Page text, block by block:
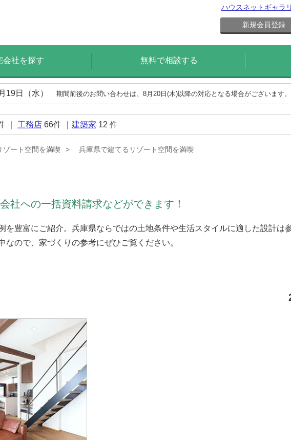
ハウスネットギャラ
新規会員登録
会社を探す 無料で相談する
19日（水） 期間前後のお問い合わせは、8月20日(木)以降の対応となる場合がございます。
｜ 工務店 66件 ｜ 建築家 12 件
ゾート空間を満喫 兵庫県で建てるリゾート空間を満喫
社への一括資料請求などができます！
を豊富にご紹介。兵庫県ならではの土地条件や生活スタイルに適した設計は
ので、家づくりの参考にぜひご覧ください。